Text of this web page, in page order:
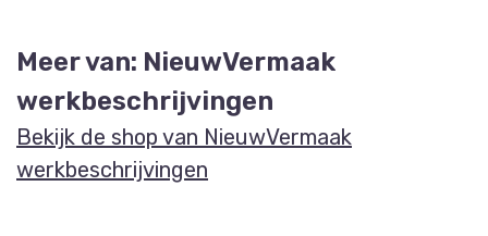
Meer van: NieuwVermaak
werkbeschrijvingen
Bekijk de shop van NieuwVermaak
werkbeschrijvingen